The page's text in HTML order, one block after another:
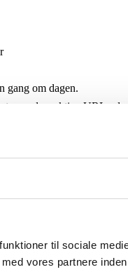
til sociale
vores partnere
gang om dagen.
dvs. aktive URL-
skolen mulighed for at
at være på. Alle
kommer for sent,
elevens fravær fra